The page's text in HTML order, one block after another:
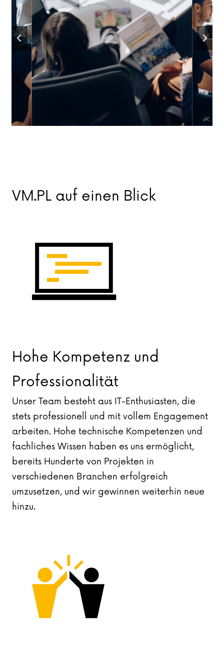
VM.PL auf einen Blick
Hohe Kompetenz und
Professionalität
Unser Team besteht aus IT-Enthusiasten, die
stets professionell und mit vollem Engagement
arbeiten. Hohe technische Kompetenzen und
fachliches Wissen haben es uns ermöglicht,
bereits Hunderte von Projekten in
verschiedenen Branchen erfolgreich
umzusetzen, und wir gewinnen weiterhin neue
hinzu.